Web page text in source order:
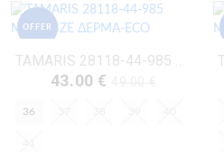
OFFER
43.00 €
36